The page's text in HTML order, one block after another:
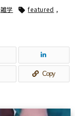
雑学  featured ,
Copy